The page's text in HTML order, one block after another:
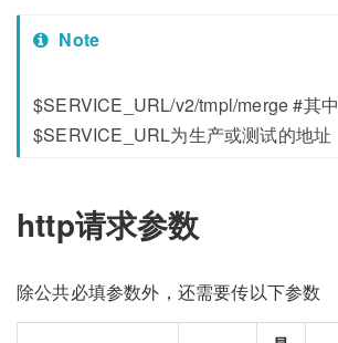
Note
$SERVICE_URL/v2/tmpl/merge #其中
$SERVICE_URL为生产或测试的地址
http请求参数
除公共必填参数外，还需要传以下参数